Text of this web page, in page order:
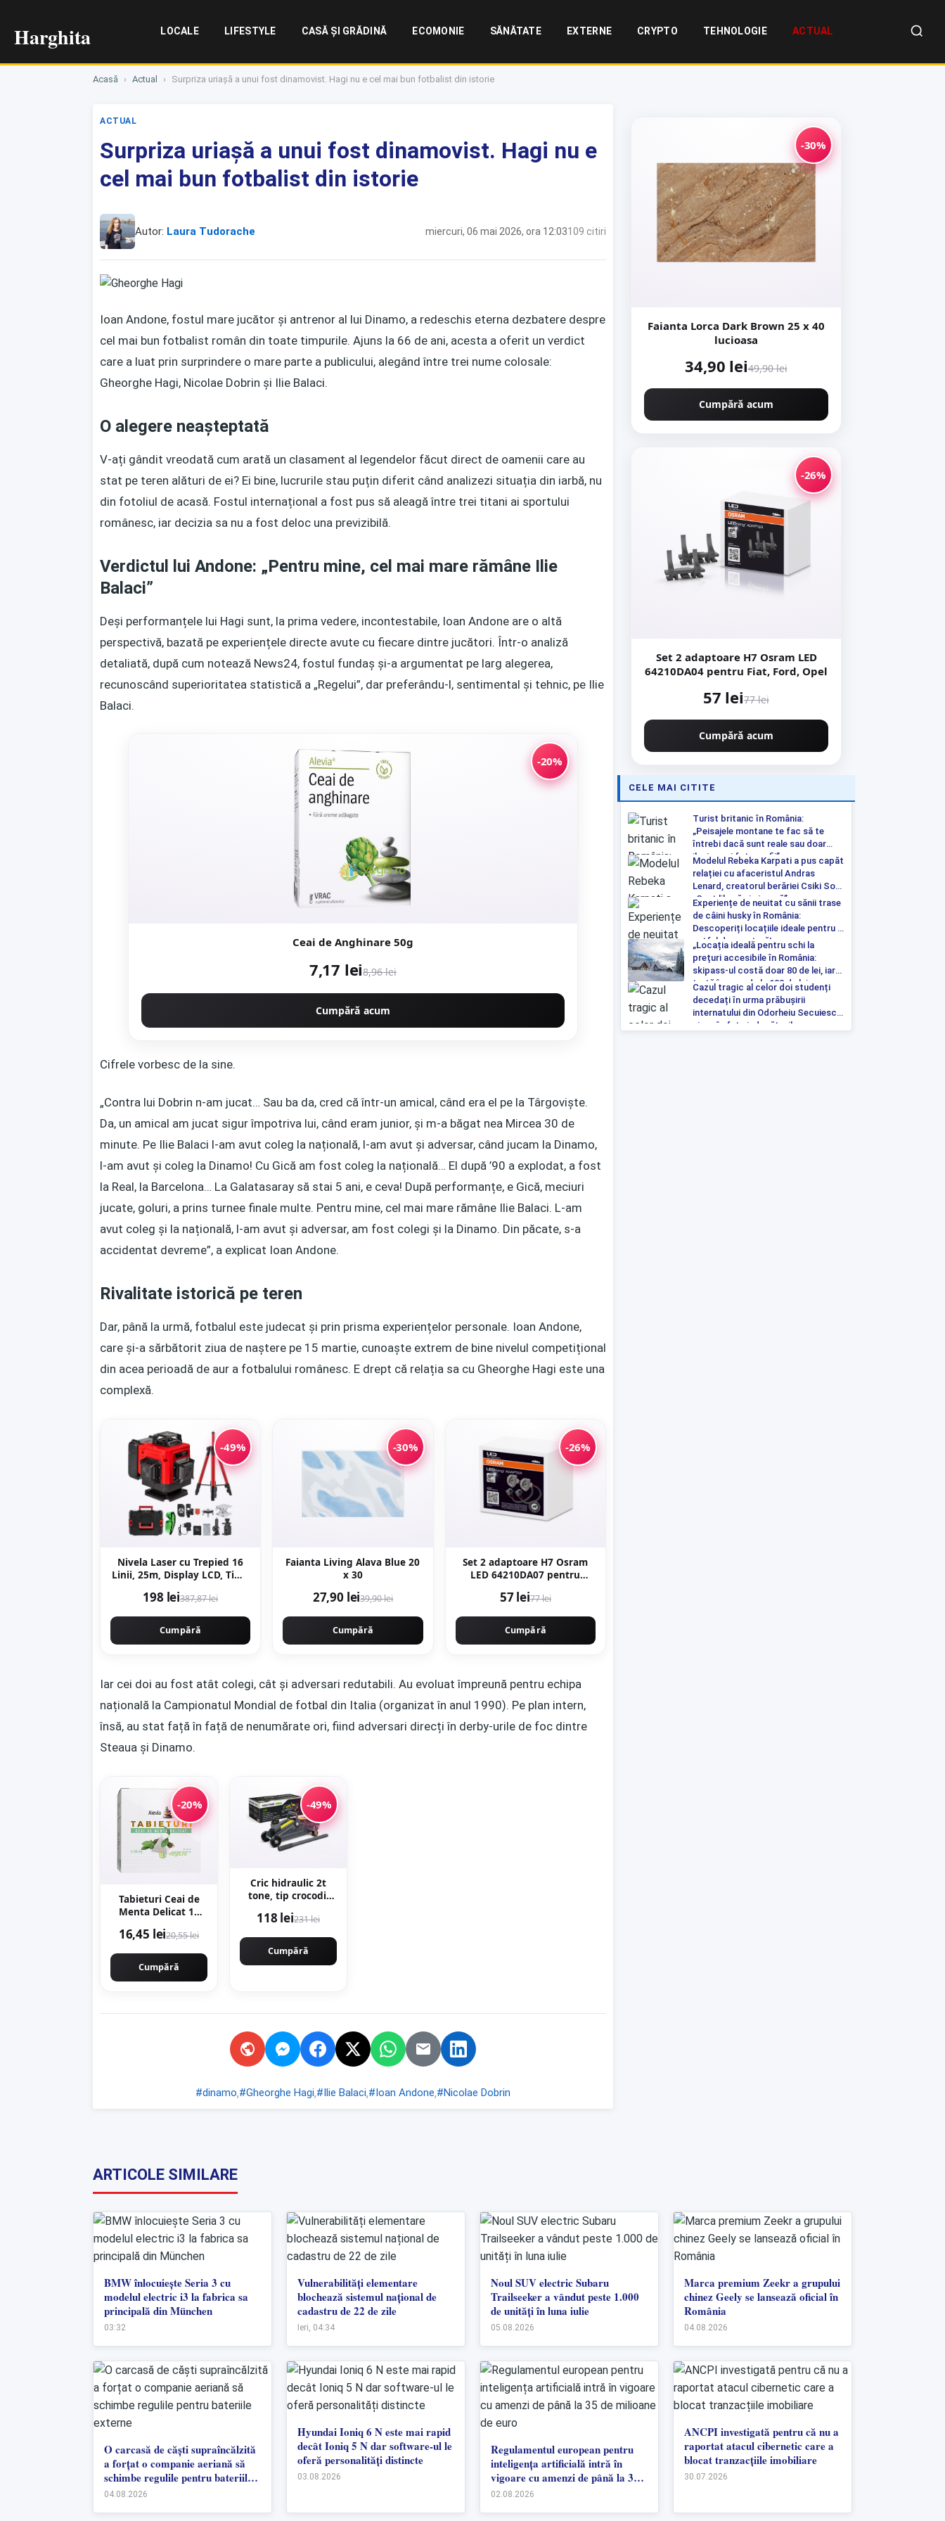
Harghita LOCALE LIFESTYLE CASĂ ȘI GRĂDINĂ ECOMONIE SĂNĂTATE EXTERNE CRYPTO TEHNOLOGIE ACTUAL
Acasă › Actual › Surpriza uriașă a unui fost dinamovist. Hagi nu e cel mai bun fotbalist din istorie
ACTUAL
Surpriza uriașă a unui fost dinamovist. Hagi nu e
cel mai bun fotbalist din istorie
Autor: Laura Tudorache miercuri, 06 mai 2026, ora 12:03109 citiri
Ioan Andone, fostul mare jucător și antrenor al lui Dinamo, a redeschis eterna dezbatere despre
cel mai bun fotbalist român din toate timpurile. Ajuns la 66 de ani, acesta a oferit un verdict
care a luat prin surprindere o mare parte a publicului, alegând între trei nume colosale:
Gheorghe Hagi, Nicolae Dobrin și Ilie Balaci.
O alegere neașteptată
V-ați gândit vreodată cum arată un clasament al legendelor făcut direct de oamenii care au
stat pe teren alături de ei? Ei bine, lucrurile stau puțin diferit când analizezi situația din iarbă, nu
din fotoliul de acasă. Fostul internațional a fost pus să aleagă între trei titani ai sportului
românesc, iar decizia sa nu a fost deloc una previzibilă.
Verdictul lui Andone: „Pentru mine, cel mai mare rămâne Ilie
Balaci”
Deși performanțele lui Hagi sunt, la prima vedere, incontestabile, Ioan Andone are o altă
perspectivă, bazată pe experiențele directe avute cu fiecare dintre jucători. Într-o analiză
detaliată, după cum notează News24, fostul fundaș și-a argumentat pe larg alegerea,
recunoscând superioritatea statistică a „Regelui”, dar preferându-l, sentimental și tehnic, pe Ilie
Balaci.
-20%
Ceai de Anghinare 50g
7,17 lei8,96 lei
Cumpără acum
Cifrele vorbesc de la sine.
„Contra lui Dobrin n-am jucat… Sau ba da, cred că într-un amical, când era el pe la Târgoviște.
Da, un amical am jucat sigur împotriva lui, când eram junior, și m-a băgat nea Mircea 30 de
minute. Pe Ilie Balaci l-am avut coleg la națională, l-am avut și adversar, când jucam la Dinamo,
l-am avut și coleg la Dinamo! Cu Gică am fost coleg la națională… El după ’90 a explodat, a fost
la Real, la Barcelona… La Galatasaray să stai 5 ani, e ceva! După performanțe, e Gică, meciuri
jucate, goluri, a prins turnee finale multe. Pentru mine, cel mai mare rămâne Ilie Balaci. L-am
avut coleg și la națională, l-am avut și adversar, am fost colegi și la Dinamo. Din păcate, s-a
accidentat devreme”, a explicat Ioan Andone.
Rivalitate istorică pe teren
Dar, până la urmă, fotbalul este judecat și prin prisma experiențelor personale. Ioan Andone,
care și-a sărbătorit ziua de naștere pe 15 martie, cunoaște extrem de bine nivelul competițional
din acea perioadă de aur a fotbalului românesc. E drept că relația sa cu Gheorghe Hagi este una
complexă.
-49%
Nivela Laser cu Trepied 16
Linii, 25m, Display LCD, Timp
mm/1m, Profesional,
CMP1727
198 lei387,87 lei
Cumpără
-30%
Faianta Living Alava Blue 20
x 30
27,90 lei39,90 lei
Cumpără
-26%
Set 2 adaptoare H7 Osram
LED 64210DA07 pentru
57 lei77 lei
Cumpără
Iar cei doi au fost atât colegi, cât și adversari redutabili. Au evoluat împreună pentru echipa
națională la Campionatul Mondial de fotbal din Italia (organizat în anul 1990). Pe plan intern,
însă, au stat față în față de nenumărate ori, fiind adversari direcți în derby-urile de foc dintre
Steaua și Dinamo.
-20%
Tabieturi Ceai de
Menta Delicat 12
16,45 lei20,55 lei
Cumpără
-49%
Cric hidraulic 2t
tone, tip crocodil
transport viratoare
118 lei231 lei
Cumpără
#dinamo,#Gheorghe Hagi,#Ilie Balaci,#Ioan Andone,#Nicolae Dobrin
-30%
Faianta Lorca Dark Brown 25 x 40
lucioasa
34,90 lei49,90 lei
Cumpără acum
-26%
Set 2 adaptoare H7 Osram LED
64210DA04 pentru Fiat, Ford, Opel
57 lei77 lei
Cumpără acum
CELE MAI CITITE
Turist britanic în România:
„Peisajele montane te fac să te
întrebi dacă sunt reale sau doar
iluzia unei fotografii”
Modelul Rebeka Karpati a pus capăt
relației cu afaceristul Andras
Lenard, creatorul berăriei Csiki Sor:
„Sunt liberă și singură”
Experiențe de neuitat cu sănii trase
de câini husky în România:
Descoperiți locațiile ideale pentru o
astfel de aventură!
„Locația ideală pentru schi la
prețuri accesibile în România:
skipass-ul costă doar 80 de lei, iar
tartă începe de la 100 de lei pe
noapte”
Cazul tragic al celor doi studenți
decedați în urma prăbușirii
internatului din Odorheiu Secuiesc a
ajuns în fața judecătorilor
ARTICOLE SIMILARE
BMW înlocuiește Seria 3 cu
modelul electric i3 la fabrica sa
principală din München
03:32
Vulnerabilități elementare
blochează sistemul național de
cadastru de 22 de zile
Ieri, 04:34
Noul SUV electric Subaru
Trailseeker a vândut peste 1.000
de unități în luna iulie
05.08.2026
Marca premium Zeekr a grupului
chinez Geely se lansează oficial în
România
04.08.2026
O carcasă de căști supraîncălzită
a forțat o companie aeriană să
schimbe regulile pentru bateriile
externe
04.08.2026
Hyundai Ioniq 6 N este mai rapid
decât Ioniq 5 N dar software-ul le
oferă personalități distincte
03.08.2026
Regulamentul european pentru
inteligența artificială intră în
vigoare cu amenzi de până la 35
de milioane de euro
02.08.2026
ANCPI investigată pentru că nu a
raportat atacul cibernetic care a
blocat tranzacțiile imobiliare
30.07.2026